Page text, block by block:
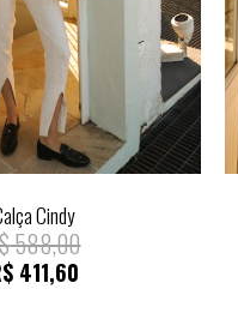
Cindy
588,00
411,60